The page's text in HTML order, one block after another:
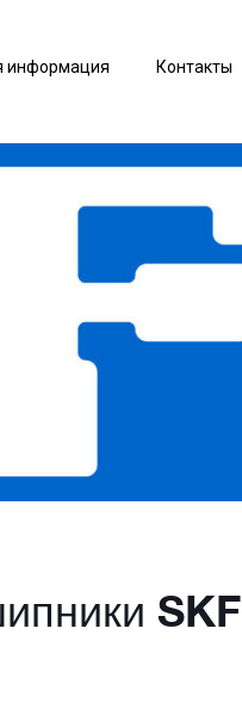
информация Контакты
SKF